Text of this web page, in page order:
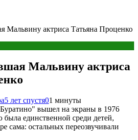
Мальвину актриса Татьяна Проценко
Мальвину актриса
5 лет спустя01 минуты
вышел на экраны в 1976
была единственной среди детей,
сама: остальных переозвучивали